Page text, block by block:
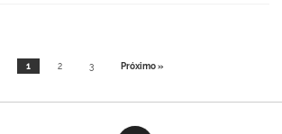
1 2 3 Próximo »